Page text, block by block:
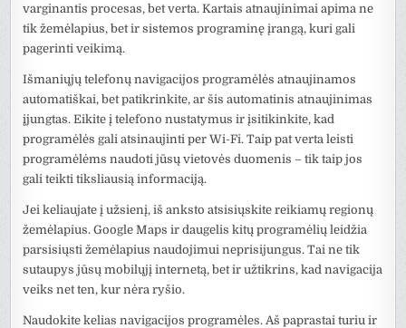
varginantis procesas, bet verta. Kartais atnaujinimai apima ne
tik žemėlapius, bet ir sistemos programinę įrangą, kuri gali
pagerinti veikimą.
Išmaniųjų telefonų navigacijos programėlės atnaujinamos
automatiškai, bet patikrinkite, ar šis automatinis atnaujinimas
įjungtas. Eikite į telefono nustatymus ir įsitikinkite, kad
programėlės gali atsinaujinti per Wi-Fi. Taip pat verta leisti
programėlėms naudoti jūsų vietovės duomenis – tik taip jos
gali teikti tiksliausią informaciją.
Jei keliaujate į užsienį, iš anksto atsisiųskite reikiamų regionų
žemėlapius. Google Maps ir daugelis kitų programėlių leidžia
parsisiųsti žemėlapius naudojimui neprisijungus. Tai ne tik
sutaupys jūsų mobilųjį internetą, bet ir užtikrins, kad navigacija
veiks net ten, kur nėra ryšio.
Naudokite kelias navigacijos programėles. Aš paprastai turiu ir